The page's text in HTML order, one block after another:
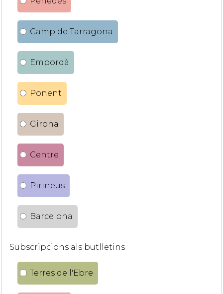
Camp de Tarragona
Empordà
Ponent
Girona
Centre
Pirineus
Barcelona
Subscripcions als butlletins
Terres de l'Ebre